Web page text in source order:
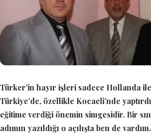
Türker’in hayır işleri sadece Hollanda
Türkiye’de, özellikle Kocaeli’nde
eğitime verdiği önemin simgesidir. Bir
adımın yazıldığı o açılışta ben de vardım.